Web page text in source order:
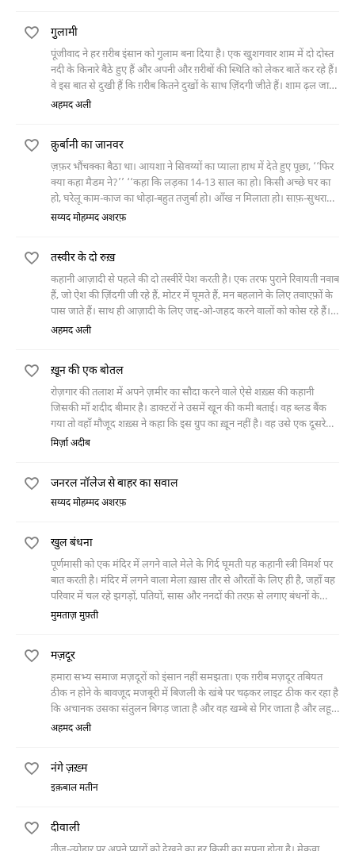
उसे छोड़ जाएँगे।
गु़लामी
पूंजीवाद ने हर ग़रीब इंसान को गु़लाम बना दिया है। एक खु़शगवार शाम में दो दोस्त
नदी के किनारे बैठे हुए हैं और अपनी और ग़रीबों की स्थिति को लेकर बातें कर रहे हैं।
वे इस बात से दुखी हैं कि ग़रीब कितने दुखों के साथ ज़िंदगी जीते हैं। शाम ढ़ल जाती
है और वे वहाँ से चलने की तैयारी करते हैं। तभी एक ग़रीब औरत उनके पास से
कहकर उसे रोक देता है कि गु़लामी तो इनके अंदर बसी हुई है... मदद करने से कुछ
नहीं होगा।
अहमद अली
क़ुर्बानी का जानवर
ज़फ़र भौंचक्का बैठा था। आयशा ने सिवय्यों का प्याला हाथ में देते हुए पूछा, ‘‘फिर
क्या कहा मैडम ने?’’ ‘‘कहा कि लड़का 14-13 साल का हो। किसी अच्छे घर का
हो, घरेलू काम-काज का थोड़ा-बहुत तजुर्बा हो। आँख न मिलाता हो। साफ़-सुथरा
रहता हो, तनख़्वाह ज़ियादा न
सय्यद मोहम्मद अशरफ़
तस्वीर के दो रुख़
कहानी आज़ादी से पहले की दो तस्वीरें पेश करती है। एक तरफ पुराने रिवायती नवाब
हैं, जो ऐश की ज़िंदगी जी रहे हैं, मोटर में घूमते हैं, मन बहलाने के लिए तवाएफ़ों के
पास जाते हैं। साथ ही आज़ादी के लिए जद्द-ओ-जहद करने वालों को कोस रहे हैं।
गांधी जी को गालियां दे रहे हैं। दूसरी तरफ आज़ादी के लिए मर-मिटने वाले नौजवान
अहमद अली
ख़ून की एक बोतल
रोज़गार की तलाश में अपने ज़मीर का सौदा करने वाले ऐसे शख़्स की कहानी
जिसकी माँ शदीद बीमार है। डाक्टरों ने उसमें खू़न की कमी बताई। वह ब्लड बैंक
गया तो वहाँ मौजूद शख़्स ने कहा कि इस ग्रुप का ख़ून नहीं है। वह उसे एक दूसरे
आदमी का पता देते हुए वहाँ से खू़न लेने का मश्वरा देता है। इसी बीच उसकी माँ की
काम करने का मश्वरा देता है।
मिर्ज़ा अदीब
जनरल नॉलेज से बाहर का सवाल
सय्यद मोहम्मद अशरफ़
खुल बंधना
पूर्णमासी को एक मंदिर में लगने वाले मेले के गिर्द घूमती यह कहानी स्त्री विमर्श पर
बात करती है। मंदिर में लगने वाला मेला ख़ास तौर से औरतों के लिए ही है, जहाँ वह
परिवार में चल रहे झगड़ों, पतियों, सास और ननदों की तरफ़ से लगाए बंधनों के
खुलने की मन्नतें माँगती हैं। साथ ही वे परिवार और समाज में औरत की स्थिति पर भी
मुमताज़ मुफ़्ती
मज़दूर
हमारा सभ्य समाज मज़दूरों को इंसान नहीं समझता। एक ग़रीब मज़दूर तबियत
ठीक न होने के बावजूद मजबूरी में बिजली के खंबे पर चढ़कर लाइट ठीक कर रहा है
कि अचानक उसका संतुलन बिगड़ जाता है और वह खम्बे से गिर जाता है और लहू-
लुहान हो जाता है। किसी तरह उसे अस्पताल पहुँचाया जाता है। अभी उसकी साँसें
अहमद अली
नंगे ज़ख़्म
इक़बाल मतीन
दीवाली